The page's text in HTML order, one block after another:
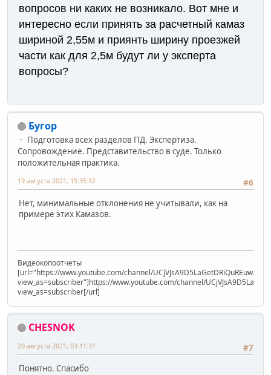
вопросов ни каких не возникало. Вот мне и
интересно если принять за расчетный камаз
шириной 2,55м и приянть ширину проезжей
части как для 2,5м будут ли у эксперта
вопросы?
Бугор
Подготовка всех разделов ПД. Экспертиза.
Сопровождение. Представительство в суде. Только
положительная практика.
#6
19 августа 2021, 15:35:32
Нет, минимальные отклонения не учитывали, как на
примере этих Камазов.
Видеокопоотчеты
[url="https://www.youtube.com/channel/UCjVJsA9D5LaGetDRiQuREuw/
view_as=subscriber"]https://www.youtube.com/channel/
view_as=subscriber[/url]
CHESNOK
#7
20 августа 2021, 03:11:31
Понятно. Спасибо